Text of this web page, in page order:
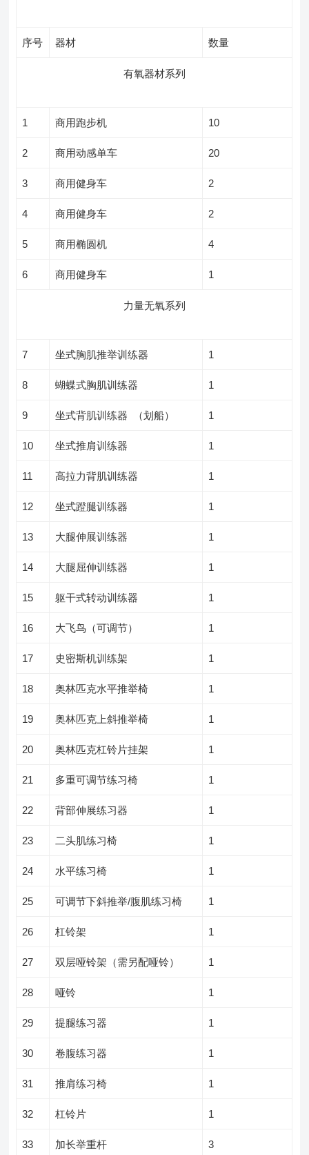
序号 器材 数量
有氧器材系列
1 商用跑步机 10
2 商用动感单车 20
3 商用健身车 2
4 商用健身车 2
5 商用椭圆机 4
6 商用健身车 1
力量无氧系列
7 坐式胸肌推举训练器 1
8 蝴蝶式胸肌训练器 1
9 坐式背肌训练器 （划船） 1
10 坐式推肩训练器 1
11 高拉力背肌训练器 1
12 坐式蹬腿训练器 1
13 大腿伸展训练器 1
14 大腿屈伸训练器 1
15 躯干式转动训练器 1
16 大飞鸟（可调节） 1
17 史密斯机训练架 1
18 奥林匹克水平推举椅 1
19 奥林匹克上斜推举椅 1
20 奥林匹克杠铃片挂架 1
21 多重可调节练习椅 1
22 背部伸展练习器 1
23 二头肌练习椅 1
24 水平练习椅 1
25 可调节下斜推举/腹肌练习椅 1
26 杠铃架 1
27 双层哑铃架（需另配哑铃） 1
28 哑铃 1
29 提腿练习器 1
30 卷腹练习器 1
31 推肩练习椅 1
32 杠铃片 1
33 加长举重杆 3